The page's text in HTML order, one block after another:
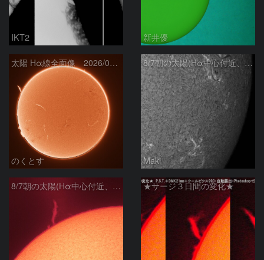
IKT2 新井優
太陽 Hα線全面像 2026/08/07
のくとす
8/7朝の太陽(Hα中心付近、4498、4502付近)
Maki
8/7朝の太陽(Hα中心付近、プロミネンス) ★サージ３日間の変化★